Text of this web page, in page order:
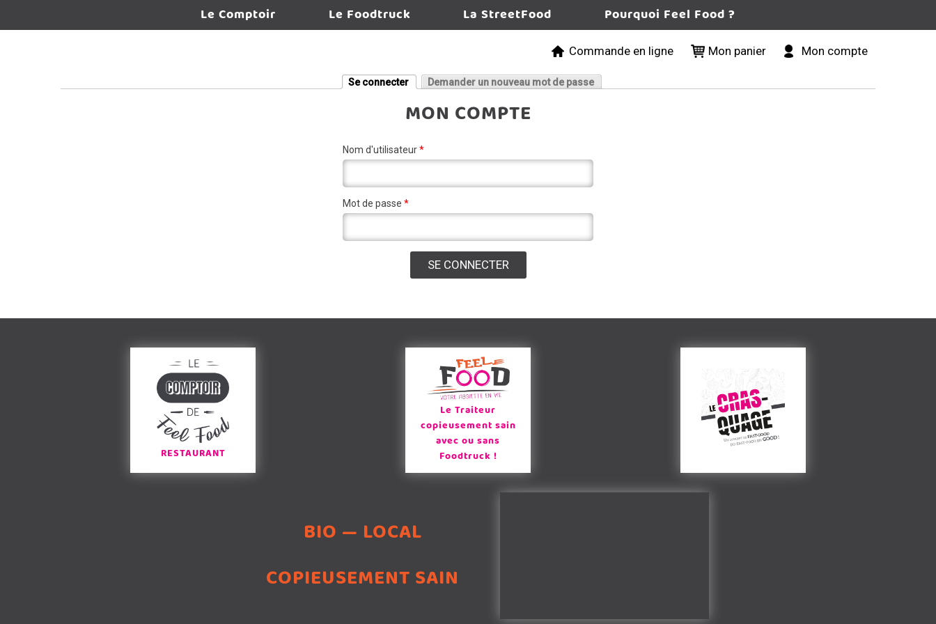
Le Comptoir Le Foodtruck La StreetFood Pourquoi Feel Food ?
Commande en ligne Mon panier Mon compte
ONGLETS PRINCIPAUX
Se connecter
Demander un nouveau mot de passe
MON COMPTE
Nom d'utilisateur*
Mot de passe *
RESTAURANT
Le Traiteur
copieusement sain
avec ou sans
Foodtruck !
BIO — LOCAL
COPIEUSEMENT SAIN